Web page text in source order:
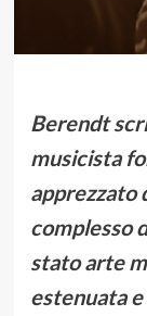
Berendt
musicista
apprezzato
complesso
stato arte
estenuata